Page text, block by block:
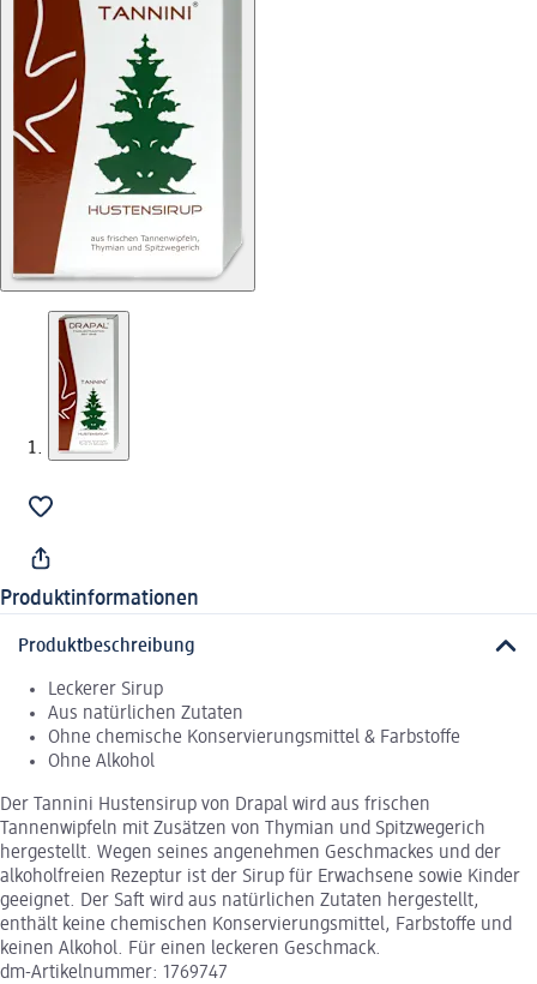
Produktinformationen
Produktbeschreibung
Leckerer Sirup
Aus natürlichen Zutaten
Ohne chemische Konservierungsmittel & Farbstoffe
Ohne Alkohol
Der Tannini Hustensirup von Drapal wird aus frischen
Tannenwipfeln mit Zusätzen von Thymian und Spitzwegerich
hergestellt. Wegen seines angenehmen Geschmackes und der
alkoholfreien Rezeptur ist der Sirup für Erwachsene sowie Kinder
geeignet. Der Saft wird aus natürlichen Zutaten hergestellt,
enthält keine chemischen Konservierungsmittel, Farbstoffe und
keinen Alkohol. Für einen leckeren Geschmack.
dm-Artikelnummer: 1769747